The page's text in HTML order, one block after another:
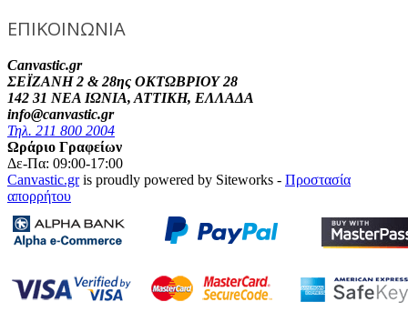
ΕΠΙΚΟΙΝΩΝΙΑ
Canvastic.gr
ΣΕΪΖΑΝΗ 2 & 28ης ΟΚΤΩΒΡΙΟΥ 28
142 31 ΝΕΑ ΙΩΝΙΑ, ΑΤΤΙΚΗ, ΕΛΛΑΔΑ
info@canvastic.gr
Τηλ. 211 800 2004
Ωράριο Γραφείων
Δε-Πα: 09:00-17:00
Canvastic.gris proudly powered by Siteworks - Προστασία
απορρήτου